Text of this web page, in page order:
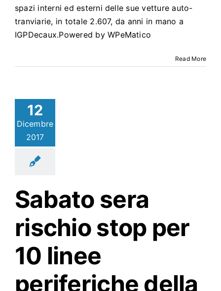
spazi interni ed esterni delle sue vetture auto-
tranviarie, in totale 2.607, da anni in mano a
IGPDecaux.Powered by WPeMatico
Read More
12
Dicembre
2017
Sabato sera
rischio stop per
10 linee
periferiche della